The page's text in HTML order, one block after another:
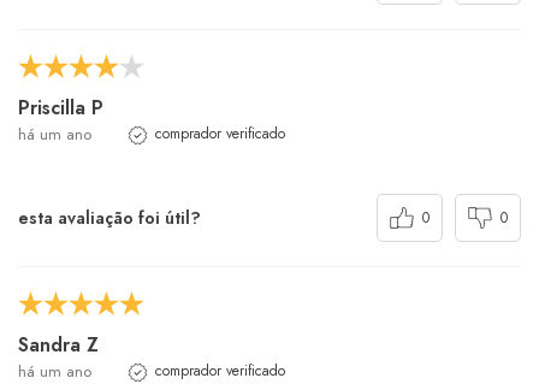
Priscilla P
há um ano comprador verificado
esta avaliação foi útil? 0 0
Sandra Z
há um ano comprador verificado